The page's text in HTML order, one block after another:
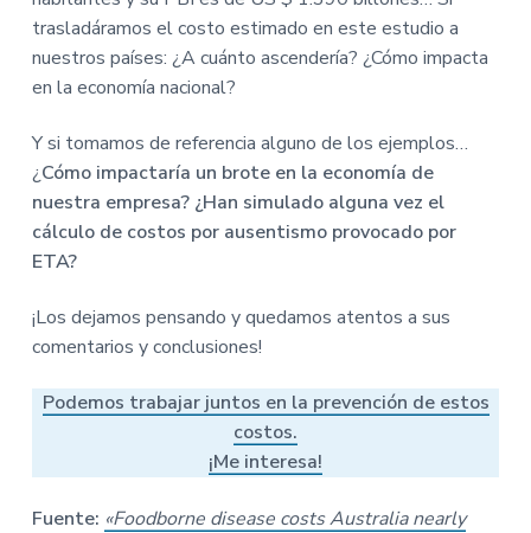
trasladáramos el costo estimado en este estudio a
nuestros países: ¿A cuánto ascendería? ¿Cómo impacta
en la economía nacional?
Y si tomamos de referencia alguno de los ejemplos…
¿Cómo impactaría un brote en la economía de
nuestra empresa? ¿Han simulado alguna vez el
cálculo de costos por ausentismo provocado por
ETA?
¡Los dejamos pensando y quedamos atentos a sus
comentarios y conclusiones!
Podemos trabajar juntos en la prevención de estos
costos.
¡Me interesa!
Fuente: «Foodborne disease costs Australia nearly